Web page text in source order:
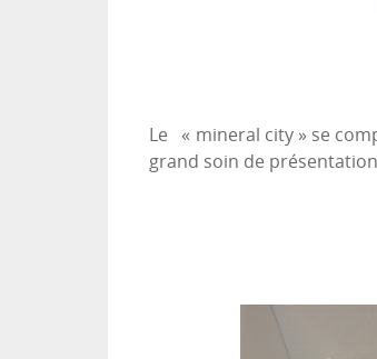
Le « mineral city » se
grand soin de